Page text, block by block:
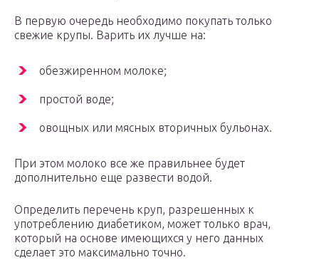
В первую очередь необходимо покупать только
свежие крупы. Варить их лучше на:
обезжиренном молоке;
простой воде;
овощных или мясных вторичных бульонах.
При этом молоко все же правильнее будет
дополнительно еще развести водой.
Определить перечень круп, разрешенных к
употреблению диабетиком, может только врач,
который на основе имеющихся у него данных
сделает это максимально точно.